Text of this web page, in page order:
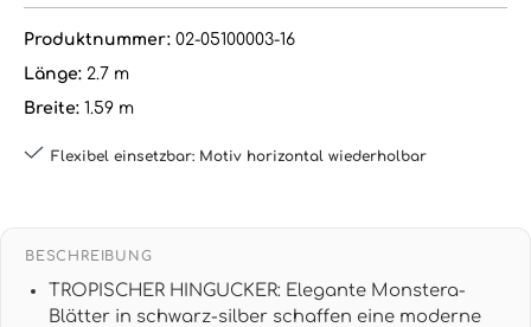
Produktnummer: 02-05100003-16
Länge: 2.7 m
Breite: 1.59 m
Flexibel einsetzbar: Motiv horizontal wiederholbar
BESCHREIBUNG
TROPISCHER HINGUCKER: Elegante Monstera-
Blätter in schwarz-silber schaffen eine moderne